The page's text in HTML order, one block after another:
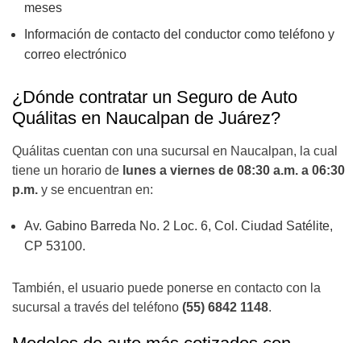
meses
Información de contacto del conductor como teléfono y
correo electrónico
¿Dónde contratar un Seguro de Auto
Quálitas en Naucalpan de Juárez?
Quálitas cuentan con una sucursal en Naucalpan, la cual
tiene un horario de lunes a viernes de 08:30 a.m. a 06:30
p.m. y se encuentran en:
Av. Gabino Barreda No. 2 Loc. 6, Col. Ciudad Satélite,
CP 53100.
También, el usuario puede ponerse en contacto con la
sucursal a través del teléfono (55) 6842 1148.